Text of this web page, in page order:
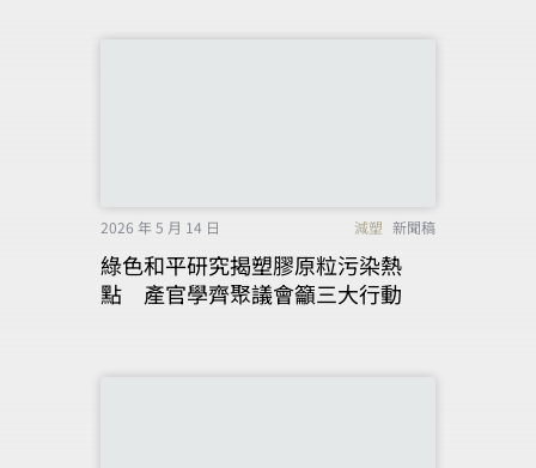
2026 年 5 月 14 日 減塑 新聞稿
綠色和平研究揭塑膠原粒污染熱
點 產官學齊聚議會籲三大行動